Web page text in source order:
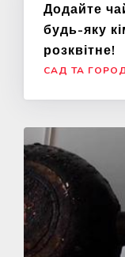
Додайте
будь-яку
розквітне!
САД ТА